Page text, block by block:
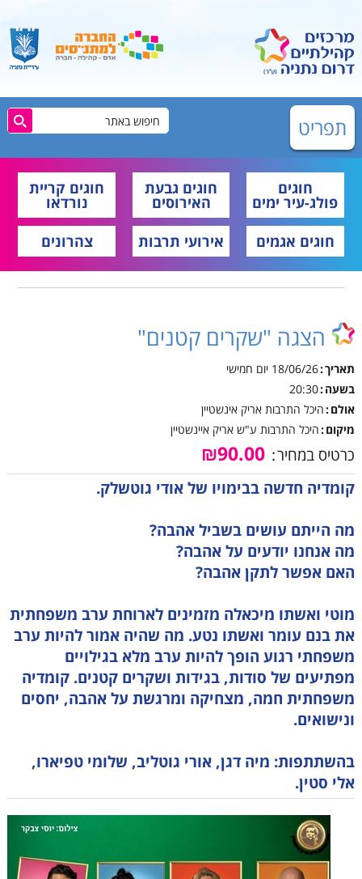
תפריט
חוגים
פולג-עיר ימים
חוגים גבעת
האירוסים
חוגים קריית
נורדאו
חוגים אגמים
אירועי תרבות צהרונים
הצגה "שקרים קטנים"
תאריך 18/06/26 יום חמישי
בשעה 20:30
אולם היכל התרבות אריק אינשטיין
מיקום היכל התרבות ע"ש אריק איינשטיין
כרטיס במחיר
קומדיה חדשה בבימויו של אודי גוטשלק.
מה הייתם עושים בשביל אהבה?
מה אנחנו יודעים על אהבה?
האם אפשר לתקן אהבה?
מוטי ואשתו מיכאלה מזמינים לארוחת ערב משפחתית
את בנם עומר ואשתו נטע. מה שהיה אמור להיות ערב
משפחתי רגוע הופך להיות ערב מלא בגילויים
מפתיעים של סודות, בגידות ושקרים קטנים. קומדיה
משפחתית חמה, מצחיקה ומרגשת על אהבה, יחסים
ונישואים.
בהשתתפות: מיה דגן, אורי גוטליב, שלומי טפיארו,
אלי סטין.